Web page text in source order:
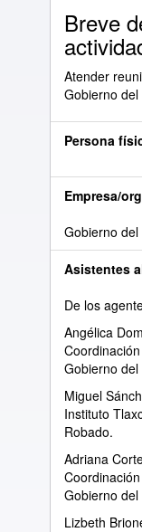
Breve
Atender
Gobierno
Persona
Empresa/
Gobierno
Asistentes
De los
Angélica
Gobierno
Miguel
Instituto
Robado.
Adriana
Gobierno
Lizbeth